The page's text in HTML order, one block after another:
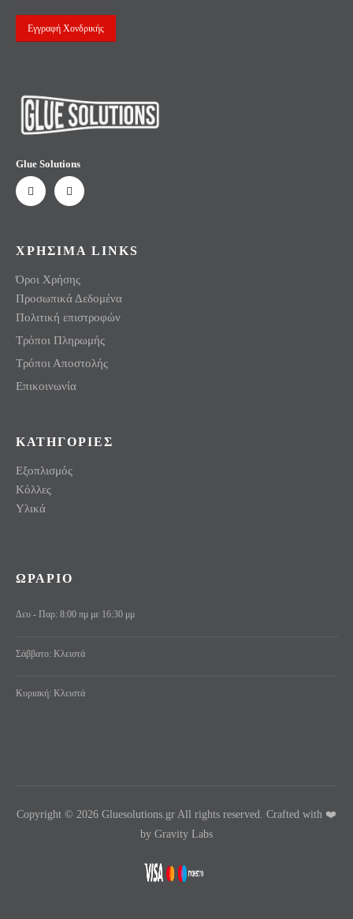
Εγγραφή Χονδρικής
Glue Solutions
ΧΡΗΣΙΜΑ LINKS
Όροι Χρήσης
Προσωπικά Δεδομένα
Πολιτική επιστροφών
Τρόποι Πληρωμής
Τρόποι Αποστολής
Επικοινωνία
ΚΑΤΗΓΟΡΙΕΣ
Εξοπλισμός
Κόλλες
Υλικά
ΩΡΑΡΙΟ
Δευ - Παρ: 8:00 πμ με 16:30 μμ
Σάββατο: Κλειστά
Κυριακή: Κλειστά
Copyright © 2026 Gluesolutions.gr All rights reserved. Crafted with ❤️
by Gravity Labs